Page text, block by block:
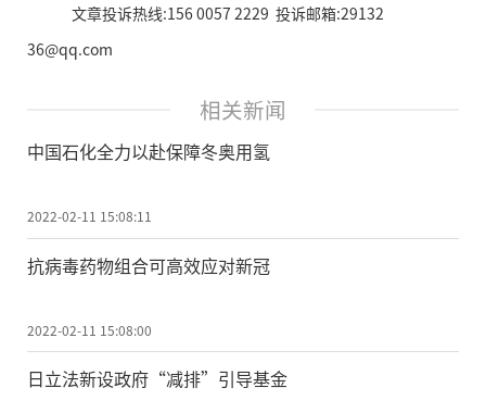
文章投诉热线:156 0057 2229 投诉邮箱:29132
36@qq.com
相关新闻
中国石化全力以赴保障冬奥用氢
2022-02-11 15:08:11
抗病毒药物组合可高效应对新冠
2022-02-11 15:08:00
日立法新设政府“减排”引导基金